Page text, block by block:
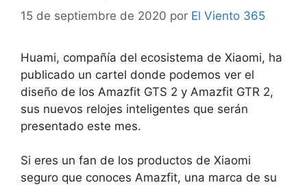
15 de septiembre de 2020 por El Viento 365
Huami, compañía del ecosistema de Xiaomi, ha
publicado un cartel donde podemos ver el
diseño de los Amazfit GTS 2 y Amazfit GTR 2,
sus nuevos relojes inteligentes que serán
presentado este mes.
Si eres un fan de los productos de Xiaomi
seguro que conoces Amazfit, una marca de su